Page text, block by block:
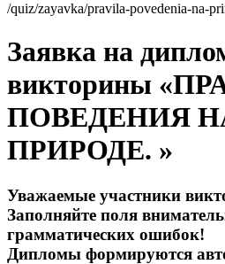
/quiz/zayavka/pravila-povedenia-na-
Заявка на
викторины
ПОВЕДЕНИЯ
ПРИРОДЕ. »
Уважаемые участники
Заполняйте поля
грамматических ошибок!
Дипломы формируются